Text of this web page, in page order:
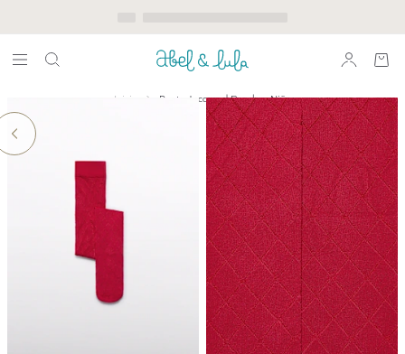
Inicio Panty Jacquard Rombos Niña